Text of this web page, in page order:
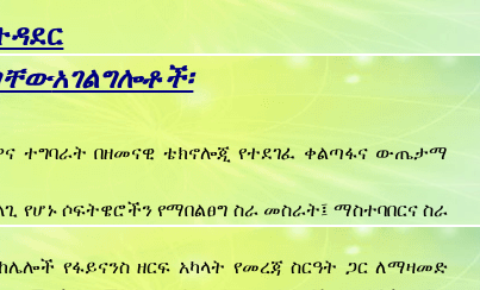
አገልግሎቶች፡
ተግባራት በዘመናዊ ቴክኖሎጂ የተደገፈ ቀልጣፋና ውጤታማ
የሆኑ ሶፍትዌሮችን የማበልፀግ ስራ መስራት፤ ማስተባበርና ስራ
የፋይናንስ ዘርፍ አካላት የመረጃ ስርዓት ጋር ለማዛመድ